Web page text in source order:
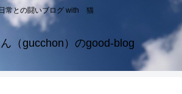
日常との闘いブログ with 猫
（gucchon）のgood-blog